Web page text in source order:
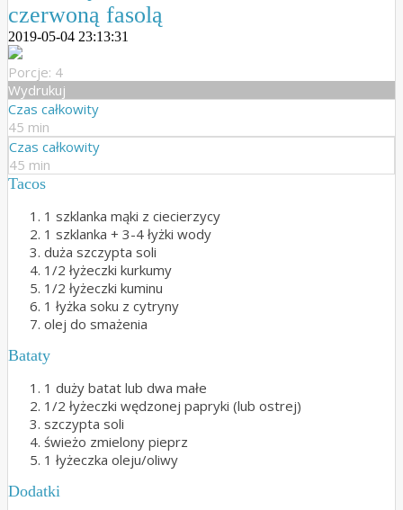
czerwoną fasolą
2019-05-04 23:13:31
Porcje: 4
Wydrukuj
Czas całkowity
45 min
Czas całkowity
45 min
Tacos
1 szklanka mąki z ciecierzycy
1 szklanka + 3-4 łyżki wody
duża szczypta soli
1/2 łyżeczki kurkumy
1/2 łyżeczki kuminu
1 łyżka soku z cytryny
olej do smażenia
Bataty
1 duży batat lub dwa małe
1/2 łyżeczki wędzonej papryki (lub ostrej)
szczypta soli
świeżo zmielony pieprz
1 łyżeczka oleju/oliwy
Dodatki